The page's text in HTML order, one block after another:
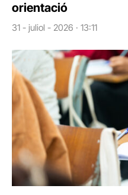
orientació
31 - juliol - 2026 · 13:11